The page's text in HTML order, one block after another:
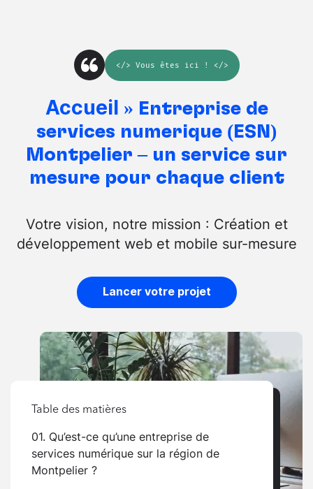
</> Vous êtes ici ! </>
Accueil » Entreprise de
services numérique (ESN)
Montpelier – un service sur
mesure pour chaque client
Votre vision, notre mission : Création et
développement web et mobile sur-mesure
Lancer votre projet
Table des matières
01. Qu’est-ce qu’une entreprise de
services numérique sur la région de
Montpelier ?